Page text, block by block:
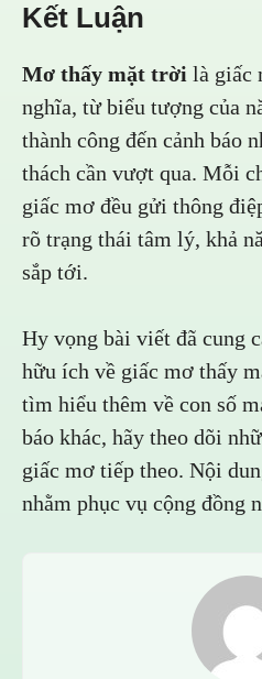
Kết Luận
Mơ thấy mặt trời là giấc
nghĩa, từ biểu tượng của
thành công đến cảnh báo
thách cần vượt qua. Mỗi
giấc mơ đều gửi thông
rõ trạng thái tâm lý, khả
sắp tới.
Hy vọng bài viết đã cung
hữu ích về giấc mơ thấy
tìm hiểu thêm về con số
báo khác, hãy theo dõi
giấc mơ tiếp theo. Nội
nhằm phục vụ cộng đồng